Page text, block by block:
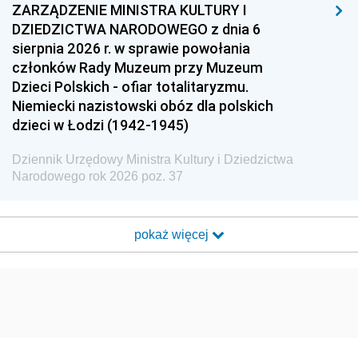
ZARZĄDZENIE MINISTRA KULTURY I
DZIEDZICTWA NARODOWEGO z dnia 6
sierpnia 2026 r. w sprawie powołania
członków Rady Muzeum przy Muzeum
Dzieci Polskich - ofiar totalitaryzmu.
Niemiecki nazistowski obóz dla polskich
dzieci w Łodzi (1942-1945)
Dziennik Urzędowy Ministra Kultury i Dziedzictwa
Narodowego rok 2026 poz. 37
pokaż więcej